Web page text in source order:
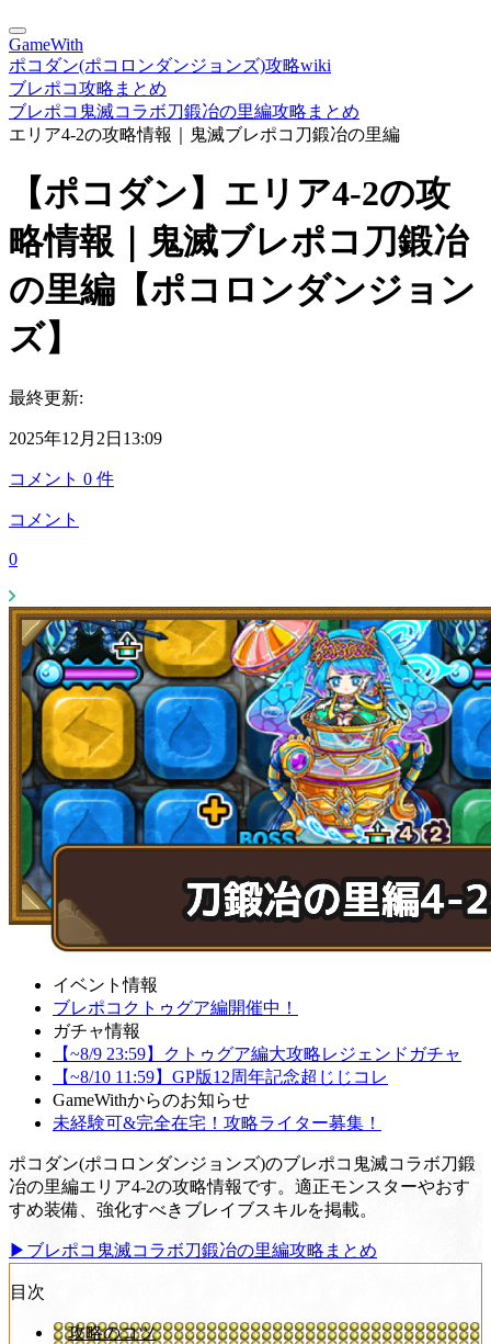
GameWith
ポコダン(ポコロンダンジョンズ)攻略wiki
ブレポコ攻略まとめ
ブレポコ鬼滅コラボ刀鍛冶の里編攻略まとめ
エリア4-2の攻略情報｜鬼滅ブレポコ刀鍛冶の里編
【ポコダン】エリア4-2の攻
略情報｜鬼滅ブレポコ刀鍛冶
の里編【ポコロンダンジョン
ズ】
最終更新:
2025年12月2日13:09
コメント 0 件
コメント
0
イベント情報
ブレポコクトゥグア編開催中！
ガチャ情報
【~8/9 23:59】クトゥグア編大攻略レジェンドガチャ
【~8/10 11:59】GP版12周年記念超じじコレ
GameWithからのお知らせ
未経験可&完全在宅！攻略ライター募集！
ポコダン(ポコロンダンジョンズ)のブレポコ鬼滅コラボ刀鍛
冶の里編エリア4-2の攻略情報です。適正モンスターやおす
すめ装備、強化すべきブレイブスキルを掲載。
▶︎ブレポコ鬼滅コラボ刀鍛冶の里編攻略まとめ
目次
攻略のコツ